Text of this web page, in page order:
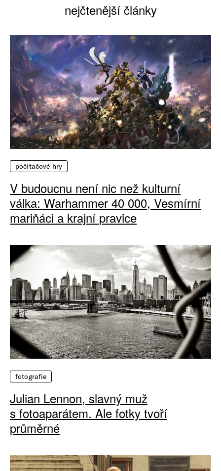
nejčtenější články
počítačové hry
V budoucnu není nic než kulturní
válka: Warhammer 40 000, Vesmírní
mariňáci a krajní pravice
fotografie
Julian Lennon, slavný muž
s fotoaparátem. Ale fotky tvoří
průměrné